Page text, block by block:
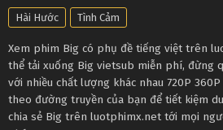
Hài Hước Tình Cảm
Xem phim Big có phụ đề tiếng việt trên
thể tải xuống Big vietsub miễn phí, đừng
với nhiều chất lượng khác nhau 720P
theo đường truyền của bạn để tiết kiệm
chia sẻ Big trên luotphimx.net tới mọi